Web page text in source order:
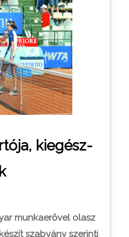
kiegész­
munkaerővel olasz
szabvány szerinti